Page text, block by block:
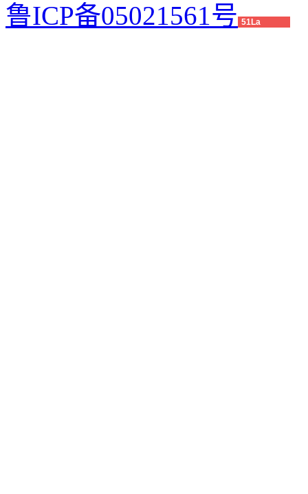
鲁ICP备05021561号 51La